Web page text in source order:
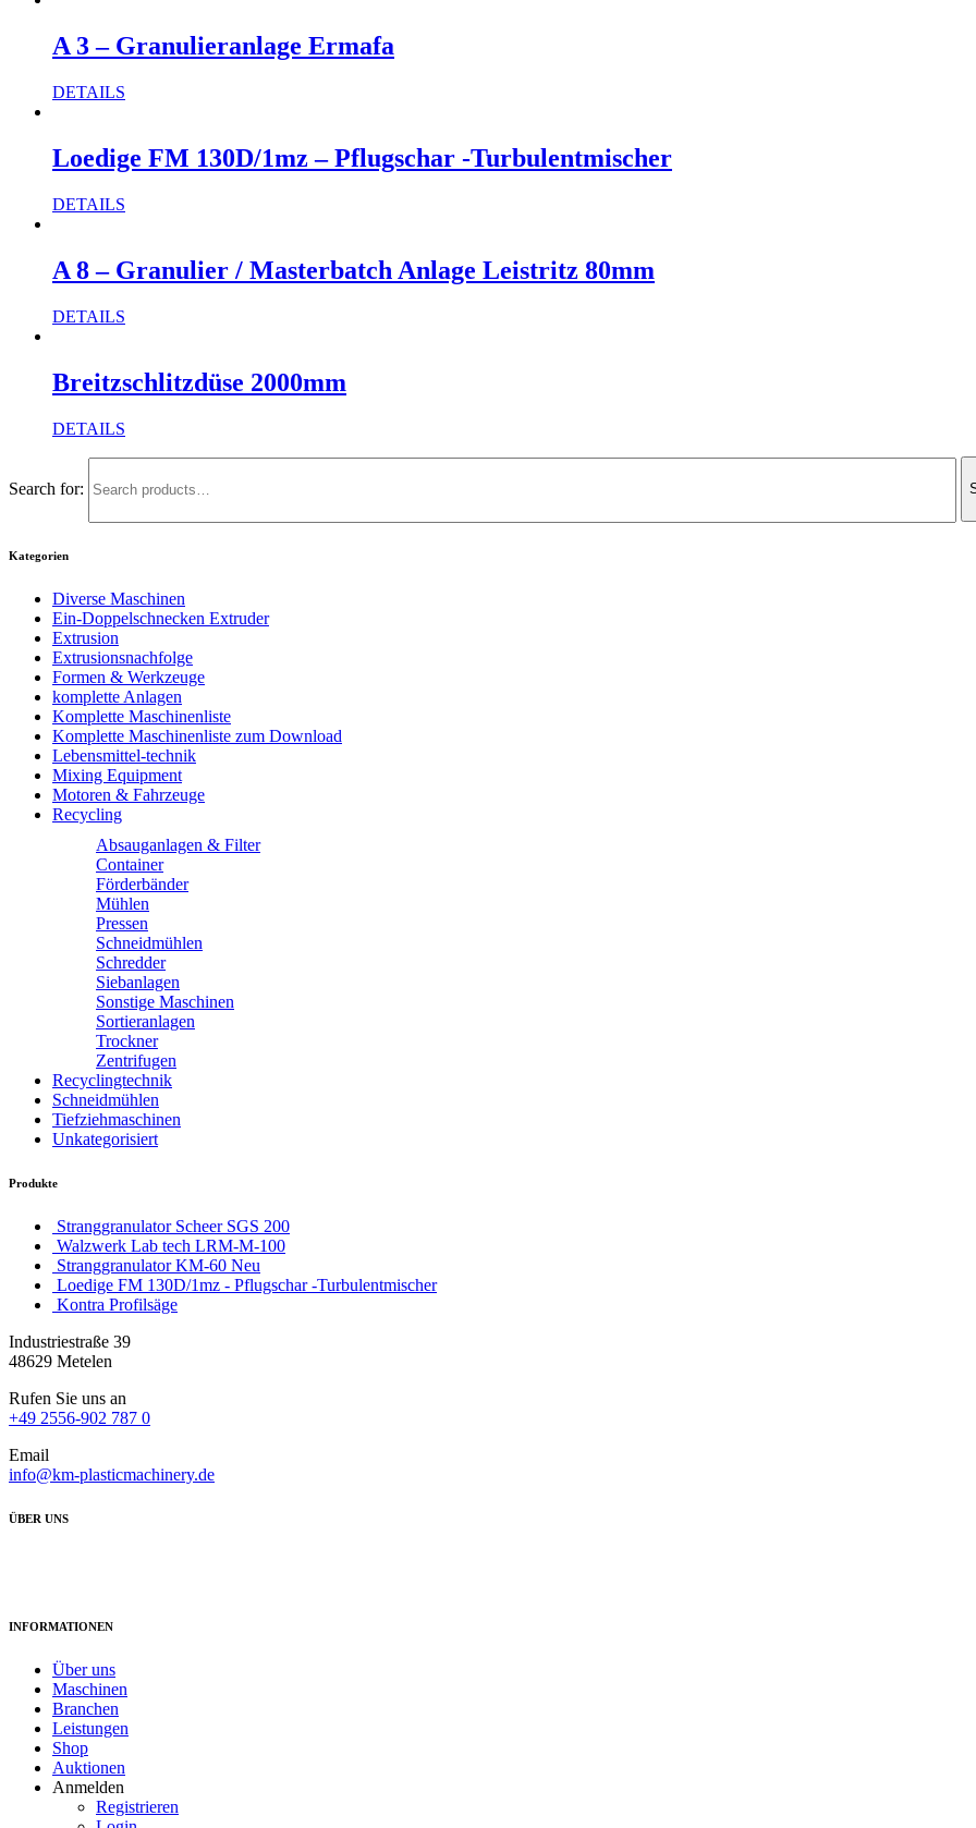
A 3 – Granulieranlage Ermafa
DETAILS
Loedige FM 130D/1mz – Pflugschar -Turbulentmischer
DETAILS
A 8 – Granulier / Masterbatch Anlage Leistritz 80mm
DETAILS
Breitzschlitzdüse 2000mm
DETAILS
Search for:
Kategorien
Diverse Maschinen
Ein-Doppelschnecken Extruder
Extrusion
Extrusionsnachfolge
Formen & Werkzeuge
komplette Anlagen
Komplette Maschinenliste
Komplette Maschinenliste zum Download
Lebensmittel-technik
Mixing Equipment
Motoren & Fahrzeuge
Recycling
Absauganlagen & Filter
Container
Förderbänder
Mühlen
Pressen
Schneidmühlen
Schredder
Siebanlagen
Sonstige Maschinen
Sortieranlagen
Trockner
Zentrifugen
Recyclingtechnik
Schneidmühlen
Tiefziehmaschinen
Unkategorisiert
Produkte
Stranggranulator Scheer SGS 200
Walzwerk Lab tech LRM-M-100
Stranggranulator KM-60 Neu
Loedige FM 130D/1mz - Pflugschar -Turbulentmischer
Kontra Profilsäge
Industriestraße 39
48629 Metelen
Rufen Sie uns an
+49 2556-902 787 0
Email
info@km-plasticmachinery.de
ÜBER UNS
INFORMATIONEN
Über uns
Maschinen
Branchen
Leistungen
Shop
Auktionen
Anmelden
Registrieren